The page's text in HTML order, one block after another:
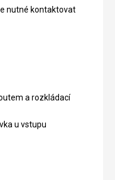
nutné kontaktovat
a rozkládací
u vstupu